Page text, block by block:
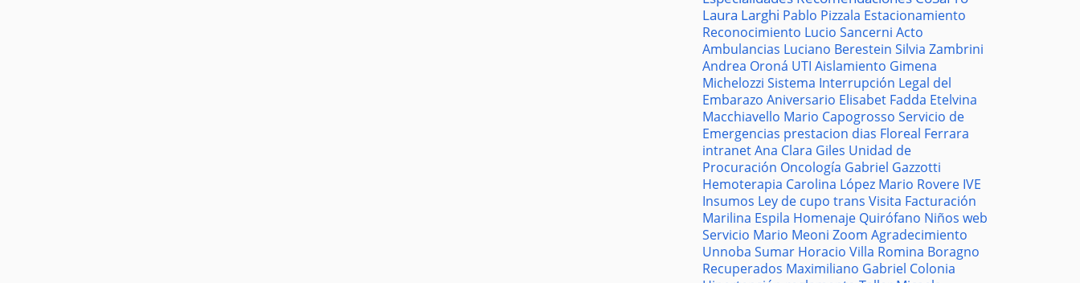
Laura Larghi Pablo Pizzala Estacionamiento
Reconocimiento Lucio Sancerni Acto
Ambulancias Luciano Berestein Silvia Zambrini
Andrea Oroná UTI Aislamiento Gimena
Michelozzi Sistema Interrupción Legal del
Embarazo Aniversario Elisabet Fadda Etelvina
Macchiavello Mario Capogrosso Servicio de
Emergencias prestacion dias Floreal Ferrara
intranetAna Clara Giles Unidad de
Procuración Oncología Gabriel Gazzotti
Hemoterapia Carolina López Mario Rovere IVE
Insumos Ley de cupo trans Visita Facturación
Marilina Espila Homenaje Quirófano Niños web
Servicio Mario Meoni Zoom Agradecimiento
Unnoba Sumar Horacio Villa Romina Boragno
Recuperados Maximiliano Gabriel Colonia